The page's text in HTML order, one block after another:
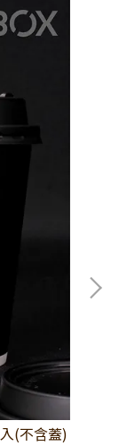
(不含蓋)